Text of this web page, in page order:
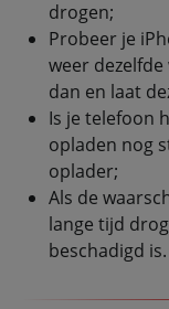
drogen;
Probeer je
weer
dan en laat
Is je telefoon
opladen nog
oplader;
Als de
lange tijd
beschadigd is.